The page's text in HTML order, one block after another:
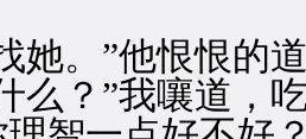
。”他恨恨的道
？”我嚷道，吃